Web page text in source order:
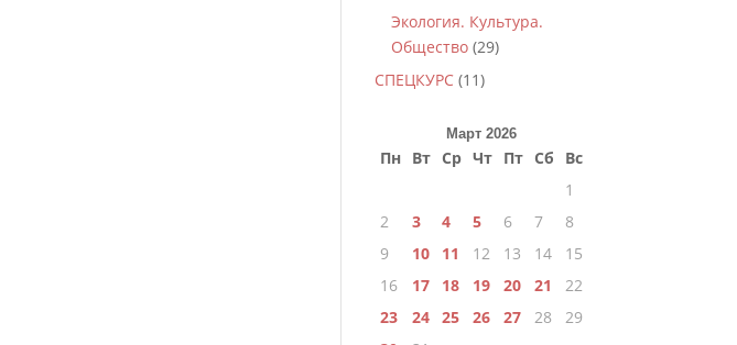
Экология. Культура.
Общество (29)
СПЕЦКУРС (11)
Март 2026
Пн Вт Ср Чт Пт Сб
Вс
1
2
3 4 5 6 7
8
9
10 11 12 13 14
15
16
17 18 19 20 21
22
23
24 25 26 27 28
29